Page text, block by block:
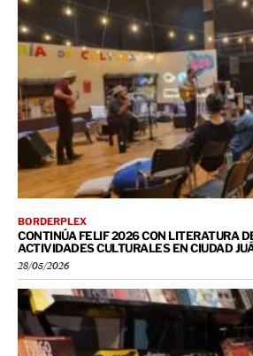
BORDERPLEX
CONTINÚA FELIF 2026 CON LITERATURA
ACTIVIDADES CULTURALES EN CIUDAD
28/05/2026